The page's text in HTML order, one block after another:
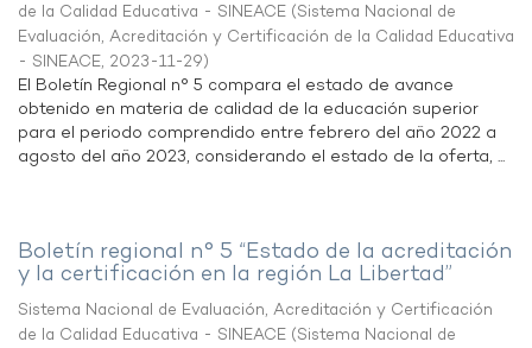
de la Calidad Educativa - SINEACE (Sistema Nacional de
Evaluación, Acreditación y Certificación de la Calidad Educativa
- SINEACE, 2023-11-29)
El Boletín Regional n° 5 compara el estado de avance
obtenido en materia de calidad de la educación superior
para el periodo comprendido entre febrero del año 2022 a
agosto del año 2023, considerando el estado de la oferta, ...
Boletín regional n° 5 “Estado de la acreditación
y la certificación en la región La Libertad”
Sistema Nacional de Evaluación, Acreditación y Certificación
de la Calidad Educativa - SINEACE (Sistema Nacional de